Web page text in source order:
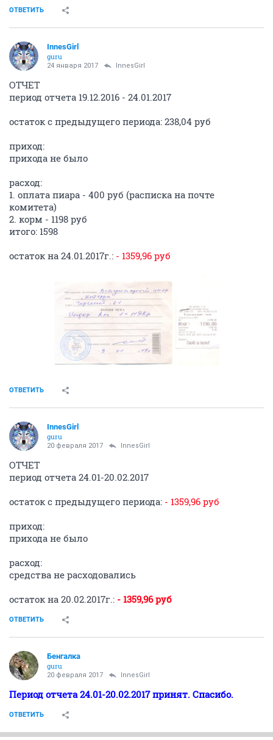
ОТВЕТИТЬ
InnesGirl
guru
24 января 2017 InnesGirl
ОТЧЕТ
период отчета 19.12.2016 - 24.01.2017
остаток с предыдущего периода: 238,04 руб
приход:
прихода не было
расход:
1. оплата пиара - 400 руб (расписка на почте
комитета)
2. корм - 1198 руб
итого: 1598
остаток на 24.01.2017г.: - 1359,96 руб
ОТВЕТИТЬ
InnesGirl
guru
20 февраля 2017 InnesGirl
ОТЧЕТ
период отчета 24.01-20.02.2017
остаток с предыдущего периода: - 1359,96 руб
приход:
прихода не было
расход:
средства не расходовались
остаток на 20.02.2017г.: - 1359,96 руб
ОТВЕТИТЬ
Бенгалка
guru
20 февраля 2017 InnesGirl
Период отчета 24.01-20.02.2017 принят. Спасибо.
ОТВЕТИТЬ